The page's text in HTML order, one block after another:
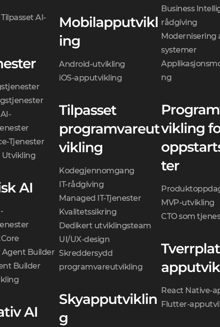
AI-
Tjenester
Utvikling
AI
Agent Builder
Builder
AI
Mobilapputvikl
ing
Android-utvikling
iOS-apputvikling
Tilpasset
programvareut
vikling
Kodegjennomgang
IT-rådgiving
Managed IT-Tjenester
Kvalitetssikring
Dedikert utviklingsteam
UI/UX-design
Skreddersydd
programvareutvikling
Skyapputviklin
g
Business
rådgiving
Modernisering
systemer
ng
vikling
ter
MVP-utvikling
CTO som
React Native-
Flutter-